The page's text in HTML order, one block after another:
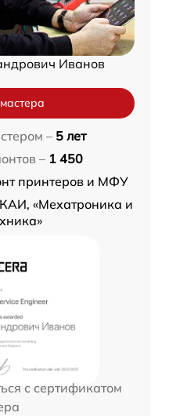
Иванов
– 5 лет
– 1 450
принтеров и МФУ
«Мехатроника и
с сертификатом